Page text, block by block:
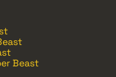
Beast